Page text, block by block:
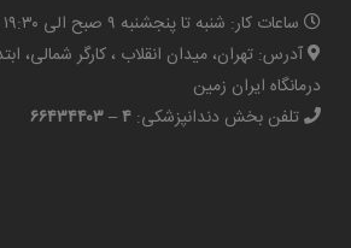
ساعات کار: شنبه تا پنجشنبه ۹ صبح الی ۱۹:۳۰ عصر
آدرس: تهران، میدان انقلاب ، کارگر شمالی،
درمانگاه ایران زمین
تلفن بخش دندانپزشکی: ۴ – ۶۶۴۳۴۴۰۳